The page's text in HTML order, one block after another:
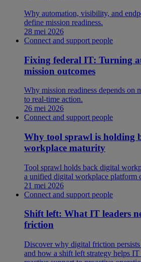
Why automation, visibility, and
define mission readiness.
28 mei 2026
Connect and support people
Fixing federal IT: Turning
mission outcomes
Why mission readiness depends
to real-time action.
26 mei 2026
Connect and support people
Why tool sprawl is holding
workplace maturity
Tool sprawl holds back digital
a unified digital workplace platform
21 mei 2026
Connect and support people
Shift left: What IT leaders
friction
Discover why digital friction
and how a shift left strategy helps